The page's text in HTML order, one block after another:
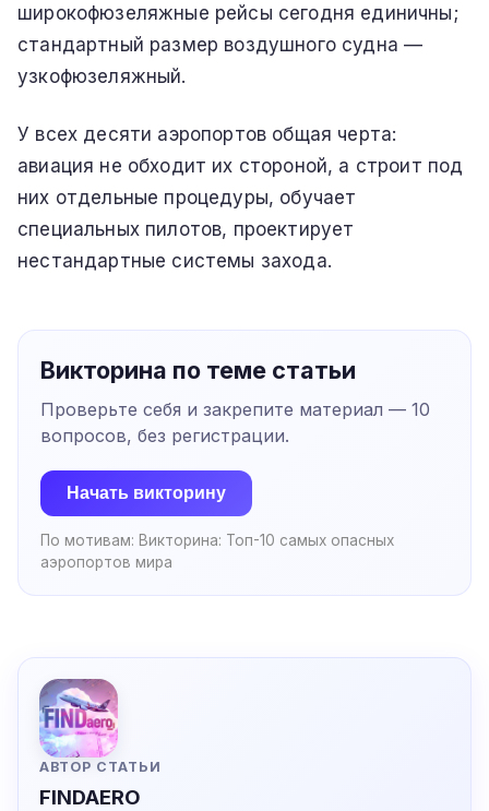
широкофюзеляжные рейсы сегодня единичны;
стандартный размер воздушного судна —
узкофюзеляжный.
У всех десяти аэропортов общая черта:
авиация не обходит их стороной, а строит под
них отдельные процедуры, обучает
специальных пилотов, проектирует
нестандартные системы захода.
Викторина по теме статьи
Проверьте себя и закрепите материал — 10
вопросов, без регистрации.
Начать викторину
По мотивам: Викторина: Топ-10 самых опасных
аэропортов мира
АВТОР СТАТЬИ
FINDAERO